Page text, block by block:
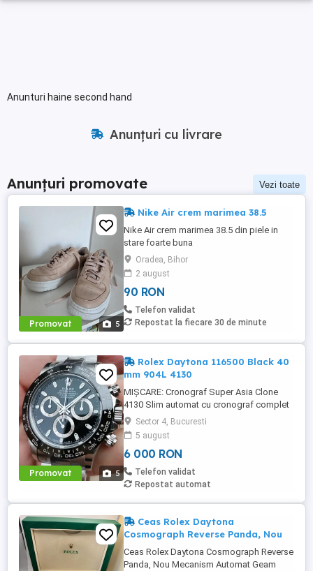
Anunturi haine second hand
Anunțuri cu livrare
Anunțuri promovate Vezi toate
Promovat 5
Nike Air crem marimea 38.5
Nike Air crem marimea 38.5 din piele in
stare foarte buna
Oradea, Bihor
2 august
90 RON
Telefon validat
Repostat la fiecare 30 de minute
Promovat 5
Rolex Daytona 116500 Black 40
mm 904L 4130
MIȘCARE: Cronograf Super Asia Clone
4130 Slim automat cu cronograf complet
funcțional și rotor și poduri plăci complet
decorate precum calibrul original Rolex
4130 pentru cronograf Daytona (Super
Clone 4130 cu cronograf complet
funcțional) Diametrul carcasei: 40 mm
GROSIME: 12,5 mm CULOARE CADRUL:
Cadran ...
Sector 4, Bucuresti
5 august
6 000 RON
Telefon validat
Repostat automat
Ceas Rolex Daytona
Cosmograph Reverse Panda, Nou
Ceas Rolex Daytona Cosmograph Reverse
Panda, Nou Mecanism Automat Geam